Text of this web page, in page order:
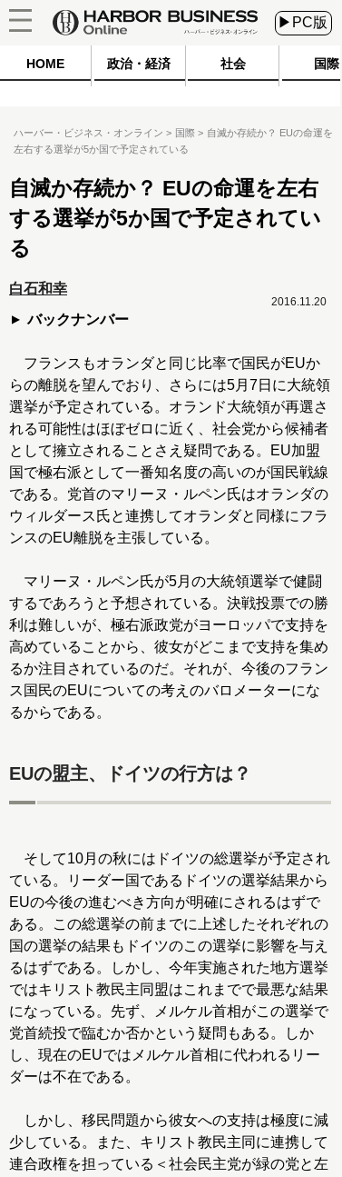
▶PC版
HOME 政治・経済 社会 国際
ハーバー・ビジネス・オンライン 国際
自滅か存続か？ EUの命運を
左右する選挙が5か国で予定されている
自滅か存続か？ EUの命運を左右
する選挙が5か国で予定されてい
る
白石和幸
バックナンバー
2016.11.20
フランスもオランダと同じ比率で国民がEUか
らの離脱を望んでおり、さらには5月7日に大統領
選挙が予定されている。オランド大統領が再選さ
れる可能性はほぼゼロに近く、社会党から候補者
として擁立されることさえ疑問である。EU加盟
国で極右派として一番知名度の高いのが国民戦線
である。党首のマリーヌ・ルペン氏はオランダの
ウィルダース氏と連携してオランダと同様にフラ
ンスのEU離脱を主張している。
マリーヌ・ルペン氏が5月の大統領選挙で健闘
するであろうと予想されている。決戦投票での勝
利は難しいが、極右派政党がヨーロッパで支持を
高めていることから、彼女がどこまで支持を集め
るか注目されているのだ。それが、今後のフラン
ス国民のEUについての考えのバロメーターにな
るからである。
EUの盟主、ドイツの行方は？
そして10月の秋にはドイツの総選挙が予定され
ている。リーダー国であるドイツの選挙結果から
EUの今後の進むべき方向が明確にされるはずで
ある。この総選挙の前までに上述したそれぞれの
国の選挙の結果もドイツのこの選挙に影響を与え
るはずである。しかし、今年実施された地方選挙
ではキリスト教民主同盟はこれまでで最悪な結果
になっている。先ず、メルケル首相がこの選挙で
党首続投で臨むか否かという疑問もある。しか
し、現在のEUではメルケル首相に代われるリー
ダーは不在である。
しかし、移民問題から彼女への支持は極度に減
少している。また、キリスト教民主同に連携して
連合政権を担っている＜社会民主党が緑の党と左